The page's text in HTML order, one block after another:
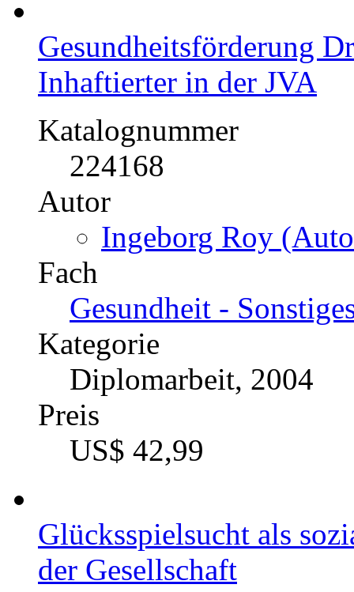
Gesundheitsförderung
Inhaftierter in der JVA
Katalognummer
224168
Autor
Ingeborg Roy
Fach
Gesundheit -
Kategorie
Diplomarbeit, 2004
Preis
US$ 42,99
Glücksspielsucht als
der Gesellschaft